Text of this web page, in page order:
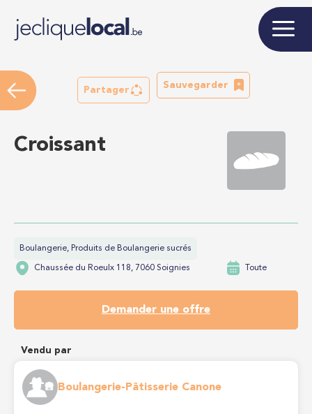
Partager
Sauvegarder
Croissant
Boulangerie, Produits de Boulangerie sucrés
Chaussée du Roeulx 118, 7060 Soignies Toute
Demander une offre
Vendu par
Boulangerie-Pâtisserie Canone